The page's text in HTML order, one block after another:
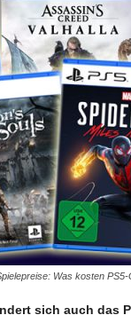
Was kosten
sich auch das